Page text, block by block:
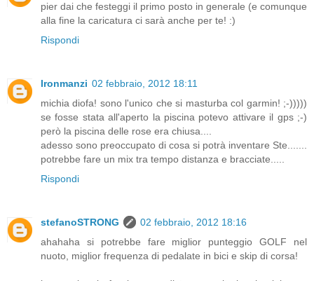
pier dai che festeggi il primo posto in generale (e comunque
alla fine la caricatura ci sarà anche per te! :)
Rispondi
Ironmanzi 02 febbraio, 2012 18:11
michia diofa! sono l'unico che si masturba col garmin! ;-)))))
se fosse stata all'aperto la piscina potevo attivare il gps ;-)
però la piscina delle rose era chiusa....
adesso sono preoccupato di cosa si potrà inventare Ste.......
potrebbe fare un mix tra tempo distanza e bracciate.....
Rispondi
stefanoSTRONG
02 febbraio, 2012 18:16
ahahaha si potrebbe fare miglior punteggio GOLF nel
nuoto, miglior frequenza di pedalate in bici e skip di corsa!